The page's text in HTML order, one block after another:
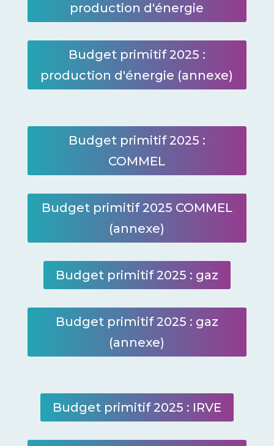
production d'énergie
Budget primitif 2025 :
production d'énergie (annexe)
Budget primitif 2025 :
COMMEL
Budget primitif 2025 COMMEL
(annexe)
Budget primitif 2025 : gaz
Budget primitif 2025 : gaz
(annexe)
Budget primitif 2025 : IRVE